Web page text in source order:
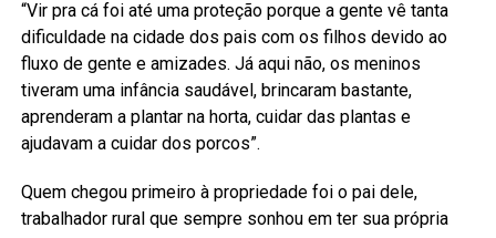
“Vir pra cá foi até uma proteção porque a gente vê tanta
dificuldade na cidade dos pais com os filhos devido ao
fluxo de gente e amizades. Já aqui não, os meninos
tiveram uma infância saudável, brincaram bastante,
aprenderam a plantar na horta, cuidar das plantas e
ajudavam a cuidar dos porcos”.
Quem chegou primeiro à propriedade foi o pai dele,
trabalhador rural que sempre sonhou em ter sua própria